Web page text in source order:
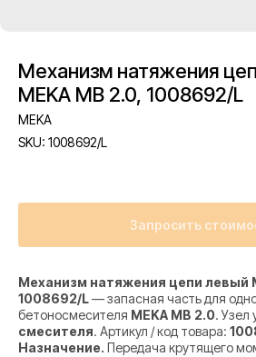
Механизм натяжения
MEKA MB 2.0, 1008692/L
MEKA
SKU: 1008692/L
Запросить
Механизм натяжения цепи левый
1008692/L— запасная часть для
бетоносмесителя MEKA MB 2.0. Узел
смесителя. Артикул / код товара:
Назначение. Передача крутящего